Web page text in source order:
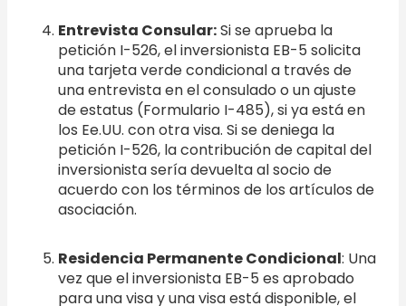
Entrevista Consular:Si se aprueba la
petición I-526, el inversionista EB-5 solicita
una tarjeta verde condicional a través de
una entrevista en el consulado o un ajuste
de estatus (Formulario I-485), si ya está en
los Ee.UU. con otra visa. Si se deniega la
petición I-526, la contribución de capital del
inversionista sería devuelta al socio de
acuerdo con los términos de los artículos de
asociación.
Residencia Permanente Condicional: Una
vez que el inversionista EB-5 es aprobado
para una visa y una visa está disponible, el